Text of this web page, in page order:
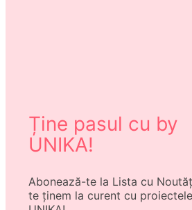
Ține pasul cu by
UNIKA!
Abonează-te la Lista cu
te ținem la curent cu